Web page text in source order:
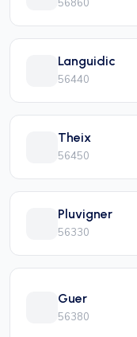
Languidic
56440
Theix
56450
Pluvigner
56330
Guer
56380